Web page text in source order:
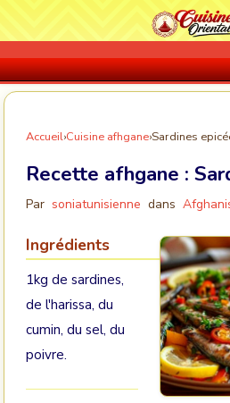
Accueil›Cuisine afhgane›Sardines
Recette afhgane :
Par soniatunisienne dans
Ingrédients
1kg de sardines,
de l'harissa, du
cumin, du sel, du
poivre.